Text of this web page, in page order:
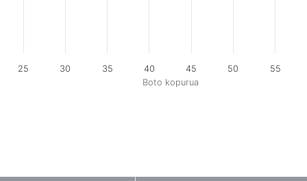
Boto kopurua
25 30 35 40 45 50 55